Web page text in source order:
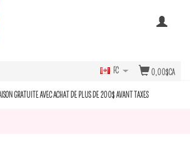
0,00$CA
FC
GRATUITE AVEC ACHAT DE PLUS DE 200$ AVANT TAXES